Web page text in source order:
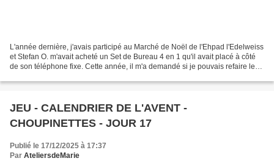
L'année dernière, j'avais participé au Marché de Noël de l'Ehpad l'Edelweiss
et Stefan O. m'avait acheté un Set de Bureau 4 en 1 qu'il avait placé à côté
de son téléphone fixe. Cette année, il m'a demandé si je pouvais refaire le
JEU - CALENDRIER DE L'AVENT -
CHOUPINETTES - JOUR 17
Publié le 17/12/2025 à 17:37
Par AteliersdeMarie